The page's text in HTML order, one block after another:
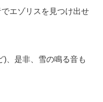
エゾリスを見つけ出せ
)、是非、雪の鳴る音も